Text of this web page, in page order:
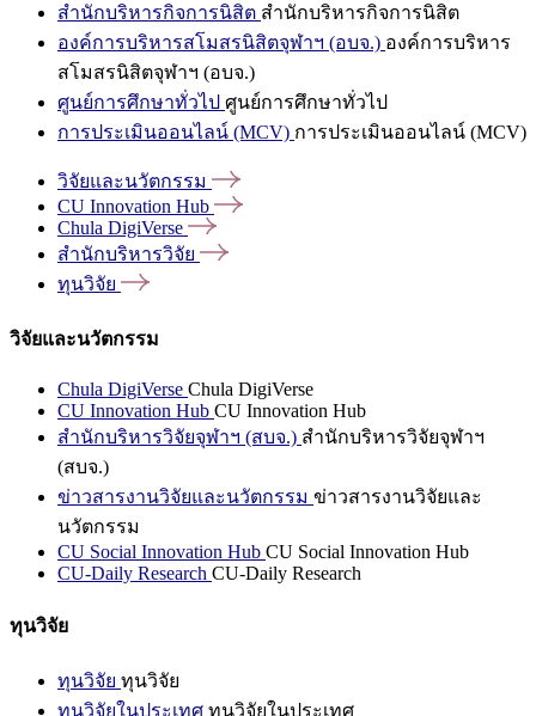
สำนักบริหารกิจการนิสิต สำนักบริหารกิจการนิสิต
องค์การบริหารสโมสรนิสิตจุฬาฯ (อบจ.) องค์การบริหาร
สโมสรนิสิตจุฬาฯ (อบจ.)
ศูนย์การศึกษาทั่วไป ศูนย์การศึกษาทั่วไป
การประเมินออนไลน์ (MCV) การประเมินออนไลน์ (MCV)
วิจัยและนวัตกรรม
CU Innovation Hub
Chula DigiVerse
สำนักบริหารวิจัย
ทุนวิจัย
วิจัยและนวัตกรรม
Chula DigiVerse Chula DigiVerse
CU Innovation Hub CU Innovation Hub
สำนักบริหารวิจัยจุฬาฯ (สบจ.) สำนักบริหารวิจัยจุฬาฯ
(สบจ.)
ข่าวสารงานวิจัยและนวัตกรรม ข่าวสารงานวิจัยและ
นวัตกรรม
CU Social Innovation Hub CU Social Innovation Hub
CU-Daily Research CU-Daily Research
ทุนวิจัย
ทุนวิจัย ทุนวิจัย
ทุนวิจัยในประเทศ ทุนวิจัยในประเทศ